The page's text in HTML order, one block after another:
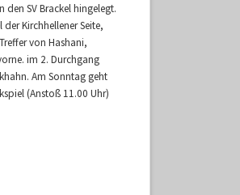
den SV Brackel hingelegt.
Kirchhellener Seite,
von Hashani,
im 2. Durchgang
Am Sonntag geht
(Anstoß 11.00 Uhr)